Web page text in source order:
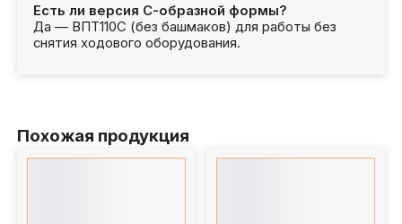
Есть ли версия С-образной формы?
Да — ВПТ110С (без башмаков) для работы без
снятия ходового оборудования.
Похожая продукция